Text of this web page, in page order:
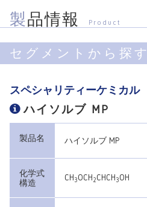
製品情報 Product
セグメントから探す
スペシャリティーケミカル
ハイソルブ MP
製品名 ハイソルブ MP
化学式
構造
CH3OCH2CHCH3OH